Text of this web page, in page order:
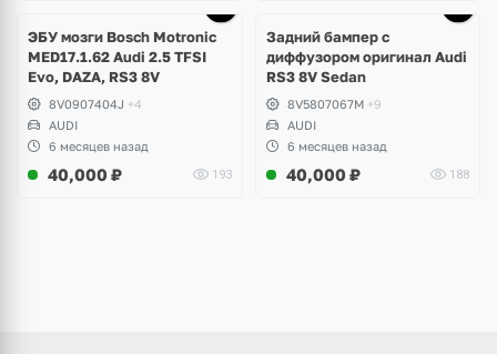
ЭБУ мозги Bosch Motronic
MED17.1.62 Audi 2.5 TFSI
Evo, DAZA, RS3 8V
8V0907404J +4
AUDI
6 месяцев назад
40,000 ₽ 193
Задний бампер с
диффузором оригинал Audi
RS3 8V Sedan
8V5807067M +9
AUDI
6 месяцев назад
40,000 ₽ 188